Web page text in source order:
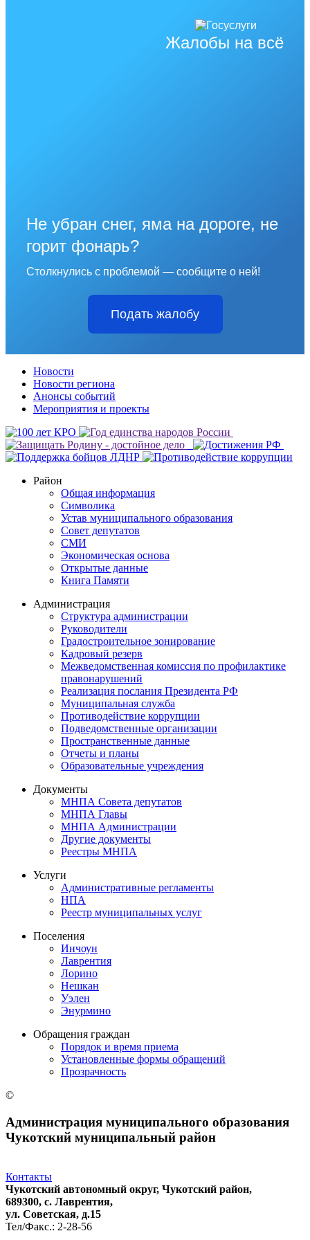
Жалобы на всё
Не убран снег, яма на дороге, не
горит фонарь?
Столкнулись с проблемой — сообщите о ней!
Подать жалобу
Новости
Новости региона
Анонсы событий
Мероприятия и проекты
Район
Общая информация
Символика
Устав муниципального образования
Совет депутатов
СМИ
Экономическая основа
Открытые данные
Книга Памяти
Администрация
Структура администрации
Руководители
Градостроительное зонирование
Кадровый резерв
Межведомственная комиссия по профилактике
правонарушений
Реализация послания Президента РФ
Муниципальная служба
Противодействие коррупции
Подведомственные организации
Пространственные данные
Отчеты и планы
Образовательные учреждения
Документы
МНПА Совета депутатов
МНПА Главы
МНПА Администрации
Другие документы
Реестры МНПА
Услуги
Административные регламенты
НПА
Реестр муниципальных услуг
Поселения
Инчоун
Лаврентия
Лорино
Нешкан
Уэлен
Энурмино
Обращения граждан
Порядок и время приема
Установленные формы обращений
Прозрачность
©
Администрация муниципального образования
Чукотский муниципальный район
Контакты
Чукотский автономный округ, Чукотский район,
689300, с. Лаврентия,
ул. Советская, д.15
Тел/Факс.: 2-28-56